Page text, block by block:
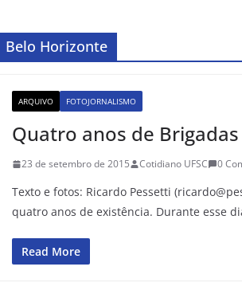
Belo Horizonte
ARQUIVO FOTOJORNALISMO
Quatro anos de
23 de setembro de 2015 Cotidiano UFSC 0
Texto e fotos: Ricardo Pessetti
quatro anos de existência. Durante esse
Read More